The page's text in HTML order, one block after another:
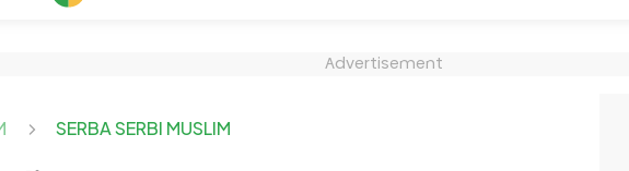
Advertisement
SERBA SERBI MUSLIM